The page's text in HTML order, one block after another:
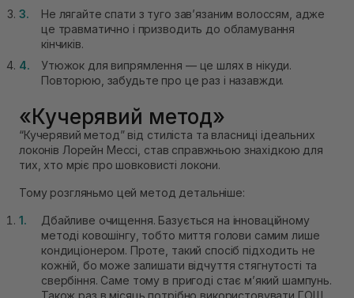
Не лягайте спати з туго зав’язаним волоссям, адже
це травматично і призводить до обламування
кінчиків.
Утюжок для випрямлення — це шлях в нікуди.
Повторюю, забудьте про це раз і назавжди.
«Кучерявий метод» ⠀
“Кучерявий метод” від стиліста та власниці ідеальних
локонів Лорейн Мессі, став справжньою знахідкою для
тих, хто мріє про шовковисті локони.
Тому розгляньмо цей метод детальніше: ⠀
Дбайливе очищення. Базується на інноваційному
методі ковошінгу, тобто миття голови самим лише
кондиціонером. Проте, такий спосіб підходить не
кожній, бо може залишати відчуття стягнутості та
свербіння. Саме тому в пригоді стає м’який шампунь.
Також раз в місяць потрібно використовувати ГОШ